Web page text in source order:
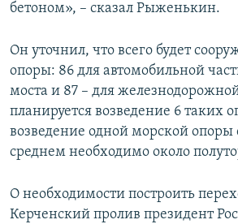
бетоном», – сказал Рыженькин.
Он уточнил, что всего будет
опоры: 86 для автомобильной
моста и 87 – для
планируется возведение 6 таких
возведение одной морской опоры
среднем необходимо около
О необходимости построить
Керченский пролив президент